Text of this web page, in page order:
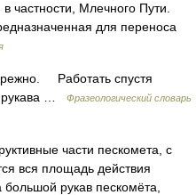
частности, Млечного Пути.
для переноса
Работать спустя
рукава …
Фразеологический словарь
части пескомета, с
вся площадь действия
рукав пескомёта,